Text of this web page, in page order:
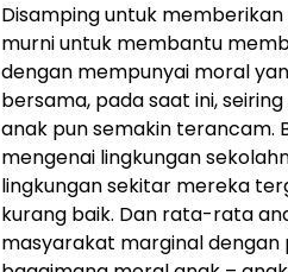
Disamping untuk
murni untuk membantu
dengan mempunyai moral
bersama, pada saat ini,
anak pun semakin terancam.
mengenai lingkungan
lingkungan sekitar mereka
kurang baik. Dan rata-rata
masyarakat marginal dengan